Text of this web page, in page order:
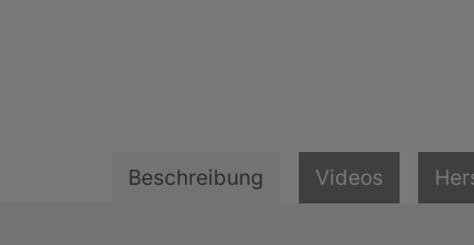
Beschreibung Videos